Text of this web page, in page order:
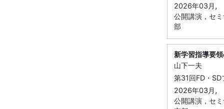
2026年03月 ,
公開講演，セ
部
新学習指導要
山下一夫
第31回FD・
2026年03月 ,
公開講演，セ